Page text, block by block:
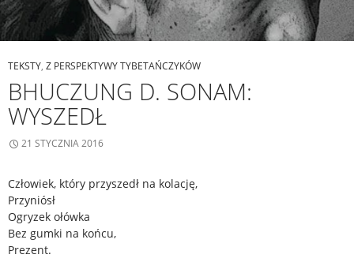
TEKSTY, Z PERSPEKTYWY TYBETAŃCZYKÓW
BHUCZUNG D. SONAM:
WYSZEDŁ
21 STYCZNIA 2016
Człowiek, który przyszedł na kolację,
Przyniósł
Ogryzek ołówka
Bez gumki na końcu,
Prezent.